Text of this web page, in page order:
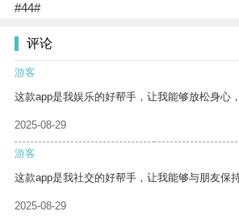
#44#
评论
游客
这款app是我娱乐的好帮手，让我能够放松身心
2025-08-29
游客
这款app是我社交的好帮手，让我能够与朋友保
2025-08-29